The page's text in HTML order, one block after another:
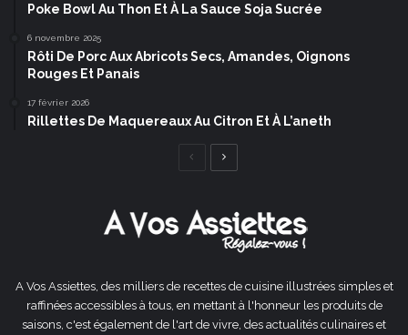
Poke Bowl Au Thon Et À La Sauce Soja Sucrée
6 novembre 2025
Rôti De Porc Aux Abricots Secs, Amandes, Oignons
Rouges Et Panais
17 février 2026
Rillettes De Maquereaux Au Citron Et À L’aneth
Page
A Vos Assiettes, des milliers de recettes de cuisine illustrées simples et
raffinées accessibles à tous, en mettant à l'honneur les produits de
saisons, c'est également de l'art de vivre, des actualités culinaires et